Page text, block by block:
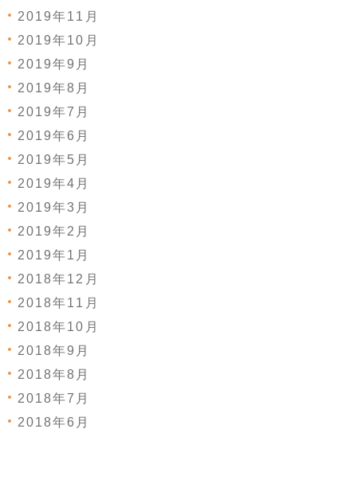
2019年11月
2019年10月
2019年9月
2019年8月
2019年7月
2019年6月
2019年5月
2019年4月
2019年3月
2019年2月
2019年1月
2018年12月
2018年11月
2018年10月
2018年9月
2018年8月
2018年7月
2018年6月